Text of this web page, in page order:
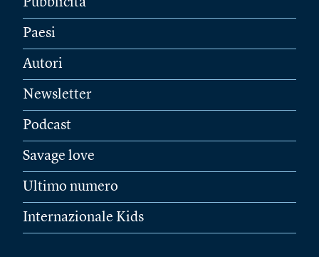
Pubblicità
Paesi
Autori
Newsletter
Podcast
Savage love
Ultimo numero
Internazionale Kids